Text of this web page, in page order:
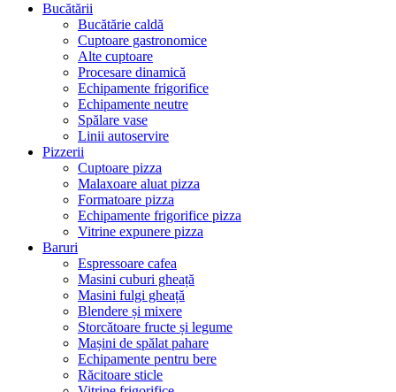
Bucătării
Bucătărie caldă
Cuptoare gastronomice
Alte cuptoare
Procesare dinamică
Echipamente frigorifice
Echipamente neutre
Spălare vase
Linii autoservire
Pizzerii
Cuptoare pizza
Malaxoare aluat pizza
Formatoare pizza
Echipamente frigorifice pizza
Vitrine expunere pizza
Baruri
Espressoare cafea
Masini cuburi gheață
Masini fulgi gheață
Blendere și mixere
Storcătoare fructe și legume
Mașini de spălat pahare
Echipamente pentru bere
Răcitoare sticle